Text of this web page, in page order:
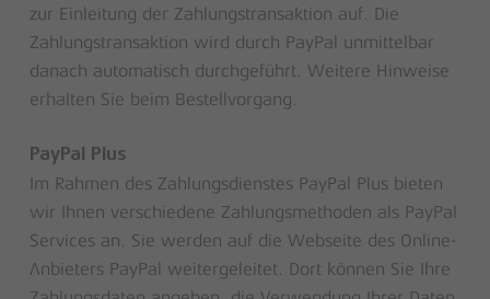
zur Einleitung der Zahlungstransaktion auf. Die
Zahlungstransaktion wird durch PayPal unmittelbar
danach automatisch durchgeführt. Weitere Hinweise
erhalten Sie beim Bestellvorgang.
PayPal Plus
Im Rahmen des Zahlungsdienstes PayPal Plus bieten
wir Ihnen verschiedene Zahlungsmethoden als PayPal
Services an. Sie werden auf die Webseite des Online-
Anbieters PayPal weitergeleitet. Dort können Sie Ihre